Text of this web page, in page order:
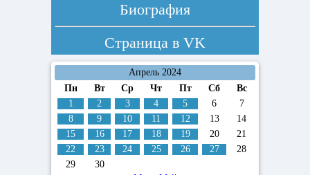
Биография
Страница в VK
Апрель 2024
Пн
Вт Ср Чт Пт Сб
Вс
1
2 3 4 5 6
7
8
9 10 11 12 13
14
15
16 17 18 19 20
21
22
23 24 25 26 27
28
29
30